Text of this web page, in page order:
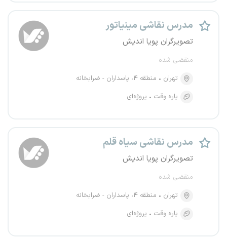
مدرس نقاشی مینیاتور
تصویرگران پویا اندیش
منقضی شده
تهران
منطقه ۴، پاسداران - ضرابخانه
پاره وقت
پروژه‌ای
مدرس نقاشی سیاه قلم
تصویرگران پویا اندیش
منقضی شده
تهران
منطقه ۴، پاسداران - ضرابخانه
پاره وقت
پروژه‌ای